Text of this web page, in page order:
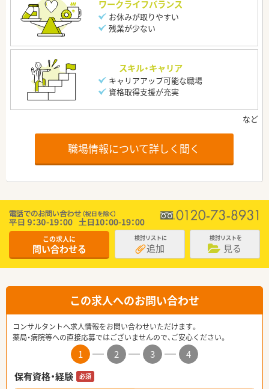
ワークライフバランス
お休みが取りやすい
残業が少ない
スキル・キャリア
キャリアアップ可能な職場
資格取得支援が充実
職場情報について詳しく聞く
この求人に
問い合わせる
検討リストに
追加
検討リストを
見る
この求人へのお問い合わせ
コンサルタントへ求人情報をお問い合わせいただけます。
薬局・病院等への直接応募ではございませんので、ご安心ください。
1 2 3
4
保有資格・経験
必須